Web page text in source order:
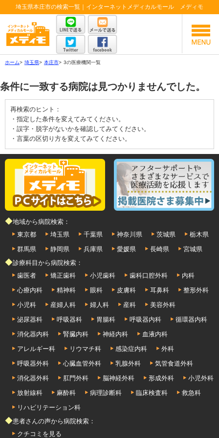
埼玉県本庄市の検索一覧｜インターネットメディカルモール メディモ
ホーム> 埼玉県> 本庄市> 3の医療機関一覧
条件に一致する病院は見つかりませんでした。
再検索のヒント：
・指定した条件を変えてみてください。
・誤字・脱字がないかを確認してみてください。
・言葉の区切り方を変えてみてください。
◆地域から病院検索：
東京都
埼玉県 千葉県 神奈川県 茨城県
栃木県
群馬県
静岡県 兵庫県 愛媛県 長崎県
宮城県
◆診療科目から病院検索：
歯医者
矯正歯科 小児歯科 歯科口腔外科
内科
心療内科
精神科 眼科 皮膚科 耳鼻科
整形外科
小児科
産婦人科 婦人科 産科
美容外科
泌尿器科
呼吸器科 胃腸科 呼吸器内科
循環器内科
消化器内科
腎臓内科 神経内科
血液内科
アレルギー科
リウマチ科 感染症内科
外科
呼吸器外科
心臓血管外科 乳腺外科
気管食道外科
消化器外科
肛門外科 脳神経外科 形成外科
小児外科
放射線科
麻酔科 病理診断科 臨床検査科
救急科
リハビリテーション科
◆患者さんの声から病院検索：
クチコミを見る